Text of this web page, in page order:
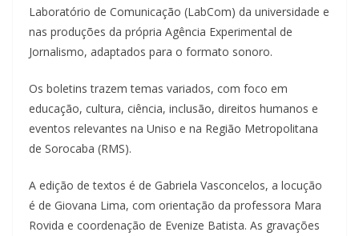
Laboratório de Comunicação (LabCom) da universidade e
nas produções da própria Agência Experimental de
Jornalismo, adaptados para o formato sonoro.
Os boletins trazem temas variados, com foco em
educação, cultura, ciência, inclusão, direitos humanos e
eventos relevantes na Uniso e na Região Metropolitana
de Sorocaba (RMS).
A edição de textos é de Gabriela Vasconcelos, a locução
é de Giovana Lima, com orientação da professora Mara
Rovida e coordenação de Evenize Batista. As gravações